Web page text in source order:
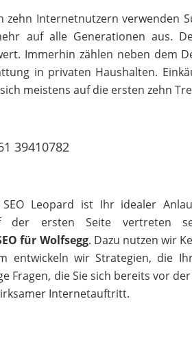
zehn Internetnutzern verwenden
auf alle Generationen aus.
Immerhin zählen neben dem
in privaten Haushalten.
meistens auf die ersten zehn
39410782
Leopard ist Ihr idealer
der ersten Seite vertreten
für Wolfsegg. Dazu nutzen wir
entwickeln wir Strategien, die
Fragen, die Sie sich bereits vor
Internetauftritt.